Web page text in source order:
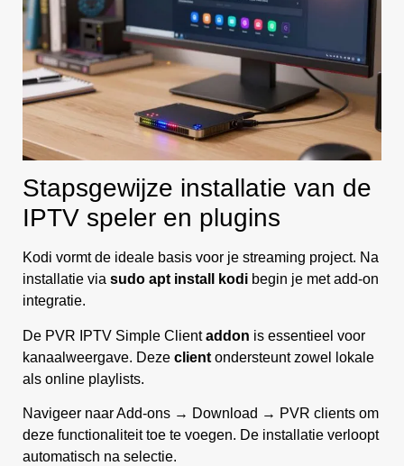
Stapsgewijze installatie van de
IPTV speler en plugins
Kodi vormt de ideale basis voor je streaming project. Na
installatie via sudo apt install kodi begin je met add-on
integratie.
De PVR IPTV Simple Clientaddon is essentieel voor
kanaalweergave. Deze client ondersteunt zowel lokale
als online playlists.
Navigeer naar Add-ons → Download → PVR clients om
deze functionaliteit toe te voegen. De installatie verloopt
automatisch na selectie.